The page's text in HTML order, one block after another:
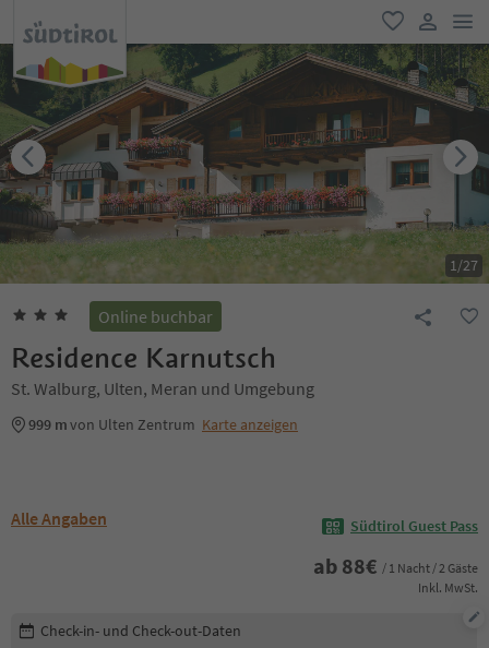
favorit
user link
1/27
Online buchbar
Residence Karnutsch
St. Walburg, Ulten, Meran und Umgebung
999 mvon Ulten Zentrum Karte anzeigen
Alle Angaben Südtirol Guest Pass
ab 88€ / 1 Nacht / 2 Gäste
Inkl. MwSt.
Buchungsdetails bearbeiten
Check-in- und Check-out-Daten